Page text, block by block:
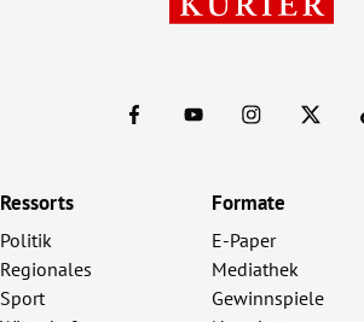
Ressorts
Politik
Regionales
Sport
Formate
E-Paper
Mediathek
Gewinnspiele